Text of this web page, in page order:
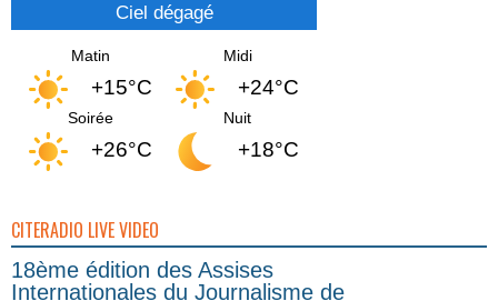
Ciel dégagé
Matin
+15°C
Midi
+24°C
Soirée
+26°C
Nuit
+18°C
CITERADIO LIVE VIDEO
18ème édition des Assises
Internationales du Journalisme de